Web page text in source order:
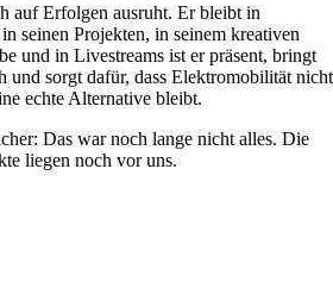
auf Erfolgen ausruht. Er bleibt in
seinen Projekten, in seinem kreativen
und in Livestreams ist er präsent, bringt
und sorgt dafür, dass Elektromobilität nicht
echte Alternative bleibt.
Das war noch lange nicht alles. Die
liegen noch vor uns.